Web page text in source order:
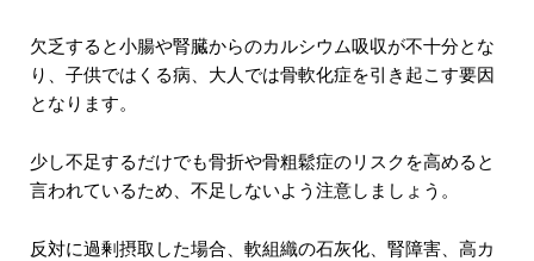
欠乏すると小腸や腎臓からのカルシウム吸収が不十分とな
り、子供ではくる病、大人では骨軟化症を引き起こす要因
となります。
少し不足するだけでも骨折や骨粗鬆症のリスクを高めると
言われているため、不足しないよう注意しましょう。
反対に過剰摂取した場合、軟組織の石灰化、腎障害、高カ